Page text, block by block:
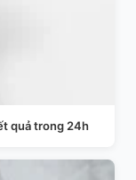
quả trong 24h